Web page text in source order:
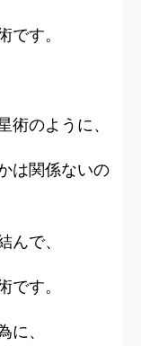
です。
術のように、
は関係ないの
んで、
です。
に、